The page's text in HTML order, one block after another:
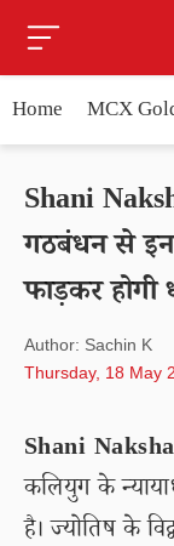
Home MCX
Shani
गठबंधन से इन
फाड़कर होगी
Author: Sachin K
Thursday, 18 May
Shani
कलियुग के
है। ज्योतिष के